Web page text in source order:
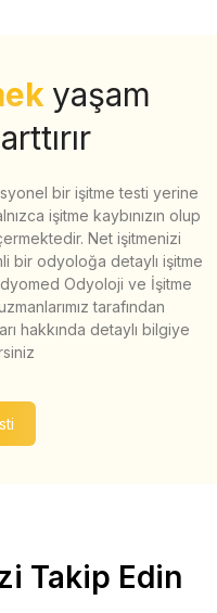
yaşam
bir işitme testi yerine
işitme kaybınızın olup
Net işitmenizi
bir odyoloğa detaylı işitme
Odyoloji ve İşitme
tarafından
hakkında detaylı bilgiye
Takip Edin